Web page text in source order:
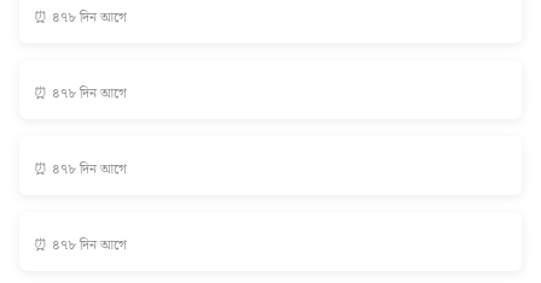
⏰ ৪৭৮ দিন আগে
⏰ ৪৭৮ দিন আগে
⏰ ৪৭৮ দিন আগে
⏰ ৪৭৮ দিন আগে